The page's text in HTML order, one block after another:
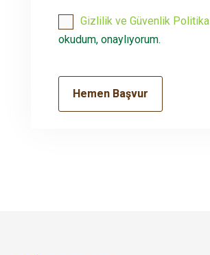
Gizlilik ve Güvenlik
okudum, onaylıyorum.